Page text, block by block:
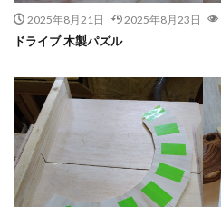
2025年8月21日 2025年8月23日
ドライブ 木製パズル